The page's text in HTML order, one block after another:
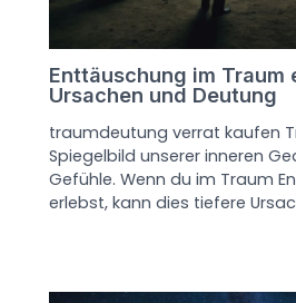
Enttäuschung im Traum
Ursachen und Deutung
traumdeutung verrat kaufen
Spiegelbild unserer inneren
Gefühle. Wenn du im Traum
erlebst, kann dies tiefere